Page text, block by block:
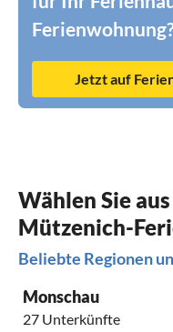
Jetzt auf
Wählen Sie
Mützenich-
Beliebte Regionen
Monschau
27 Unterkünfte